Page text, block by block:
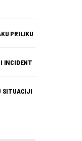
PRILIKU
INCIDENT
SITUACIJI